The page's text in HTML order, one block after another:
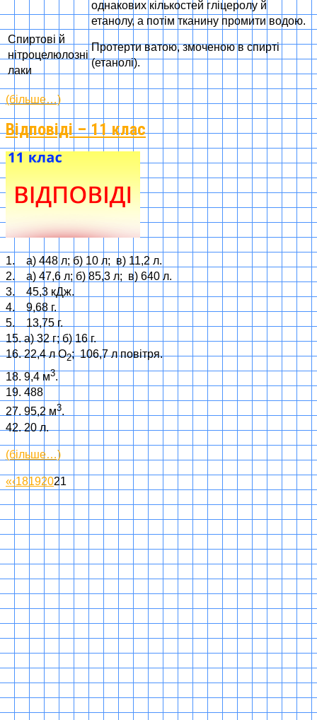
однакових кількостей гліцеролу й
етанолу, а потім тканину промити водою.
Спиртові й
нітроцелюлозні
лаки
Протерти ватою, змоченою в спирті
(етанолі).
(більше…)
Відповіді – 11 клас
1. а) 448 л; б) 10 л; в) 11,2 л.
2. а) 47,6 л; б) 85,3 л; в) 640 л.
3. 45,3 кДж.
4. 9,68 г.
5. 13,75 г.
15. а) 32 г; б) 16 г.
16. 22,4 л О2; 106,7 л повітря.
18. 9,4 м3.
19. 488
27. 95,2 м3.
42. 20 л.
(більше…)
«‹18192021